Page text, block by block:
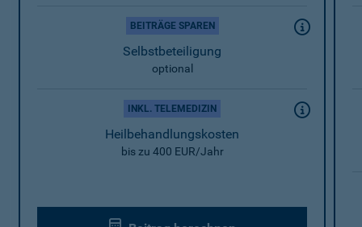
BEITRÄGE SPAREN
Selbstbeteiligung
optional
INKL. TELEMEDIZIN
Heilbehandlungskosten
bis zu 400 EUR/Jahr